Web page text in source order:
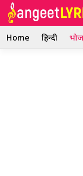
Skip
Home हिन्दी